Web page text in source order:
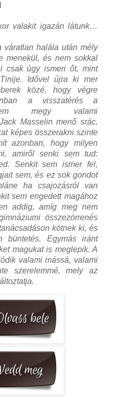
valakit igazán látunk…
váratlan halála után mély
menekül, és nem sokkal
csak úgy ismeri őt, mint
Idővel újra ki mer
közé, hogy végre
a visszatérés a
megy valami
Masselin menő srác,
képes összerakni szinte
azonban, hogy milyen
amiről senki sem tud:
Senkit sem ismer fel,
sem, és ez sok gondot
ha csajozásról van
sem engedett magához
addig, amíg meg nem
összezörrenés
kötnek ki, és
büntetés. Egymás iránt
magukat is meglepik. A
valami mássá, valami
szerelemmé, mely az